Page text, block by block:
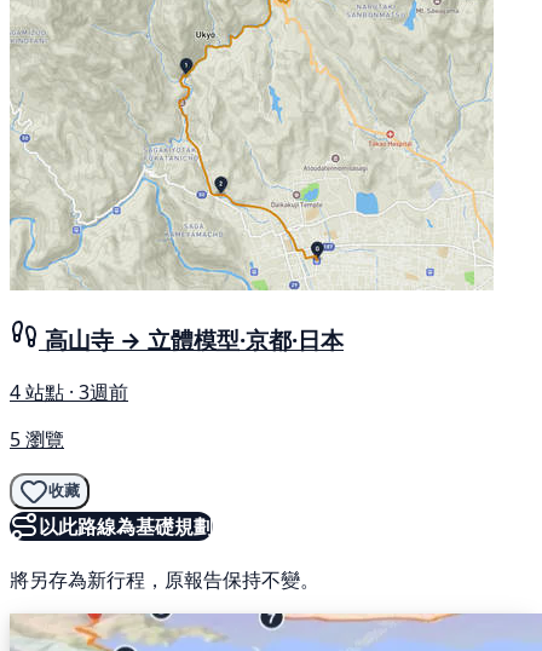
高山寺 → 立體模型·京都·日本
4 站點 · 3週前
5 瀏覽
收藏
以此路線為基礎規劃
將另存為新行程，原報告保持不變。